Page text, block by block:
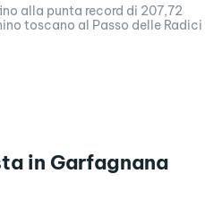
alla punta record di 207,72
toscano al Passo delle Radici
in Garfagnana